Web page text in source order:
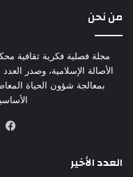
من نحن
مجلة فصلية فكرية ثقافية
بمعالجة شؤون الحياة
العدد الأخير